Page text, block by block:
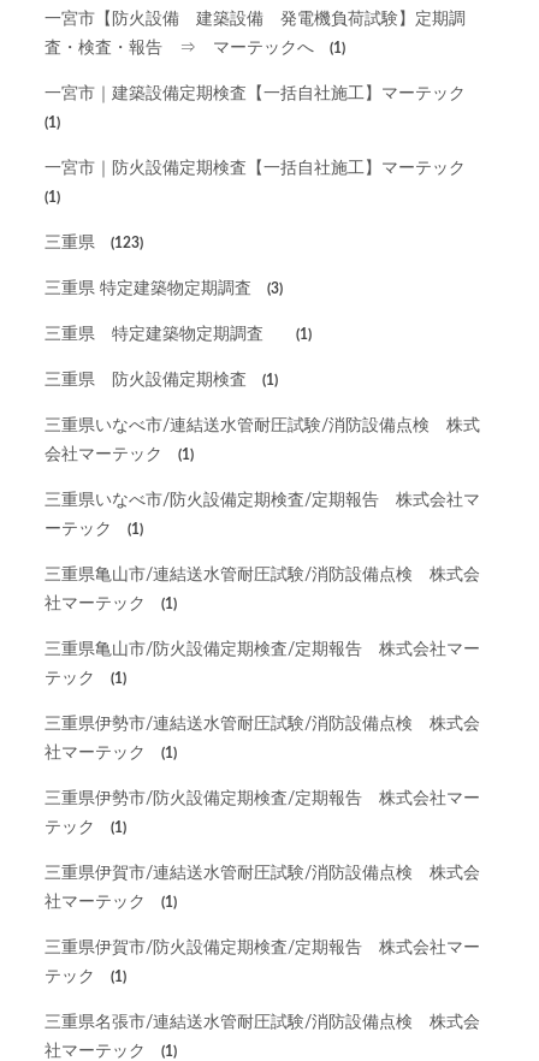
一宮市【防火設備 建築設備 発電機負荷試験】定期調
査・検査・報告 ⇒ マーテックへ
(1)
一宮市｜建築設備定期検査【一括自社施工】マーテック
(1)
一宮市｜防火設備定期検査【一括自社施工】マーテック
(1)
三重県 (123)
三重県 特定建築物定期調査 (3)
三重県 特定建築物定期調査 (1)
三重県 防火設備定期検査 (1)
三重県いなべ市/連結送水管耐圧試験/消防設備点検 株式
会社マーテック
(1)
三重県いなべ市/防火設備定期検査/定期報告 株式会社マ
ーテック
(1)
三重県亀山市/連結送水管耐圧試験/消防設備点検 株式会
社マーテック
(1)
三重県亀山市/防火設備定期検査/定期報告 株式会社マー
テック
(1)
三重県伊勢市/連結送水管耐圧試験/消防設備点検 株式会
社マーテック
(1)
三重県伊勢市/防火設備定期検査/定期報告 株式会社マー
テック
(1)
三重県伊賀市/連結送水管耐圧試験/消防設備点検 株式会
社マーテック
(1)
三重県伊賀市/防火設備定期検査/定期報告 株式会社マー
テック
(1)
三重県名張市/連結送水管耐圧試験/消防設備点検 株式会
社マーテック
(1)